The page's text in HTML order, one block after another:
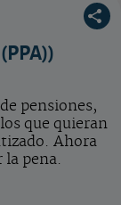
con unas
pensiones,
que quieran
Ahora
la pena.